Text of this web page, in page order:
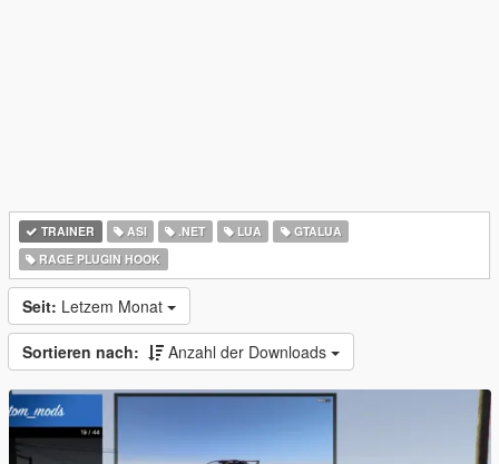
TRAINER ASI .NET LUA
GTALUA
RAGE PLUGIN HOOK
Seit: Letzem Monat
Sortieren nach: Anzahl der Downloads